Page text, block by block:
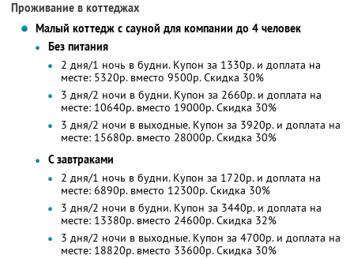
Проживание в коттеджах
Малый коттедж с сауной для компании до 4 человек
Без питания
2 дня/1 ночь в будни. Купон за 1330р. и доплата на
месте: 5320р. вместо 9500р. Скидка 30%
3 дня/2 ночи в будни. Купон за 2660р. и доплата на
месте: 10640р. вместо 19000р. Скидка 30%
3 дня/2 ночи в выходные. Купон за 3920р. и доплата на
месте: 15680р. вместо 28000р. Скидка 30%
С завтраками
2 дня/1 ночь в будни. Купон за 1720р. и доплата на
месте: 6890р. вместо 12300р. Скидка 30%
3 дня/2 ночи в будни. Купон за 3440р. и доплата на
месте: 13380р. вместо 24600р. Скидка 32%
3 дня/2 ночи в выходные. Купон за 4700р. и доплата на
месте: 18820р. вместо 33600р. Скидка 30%